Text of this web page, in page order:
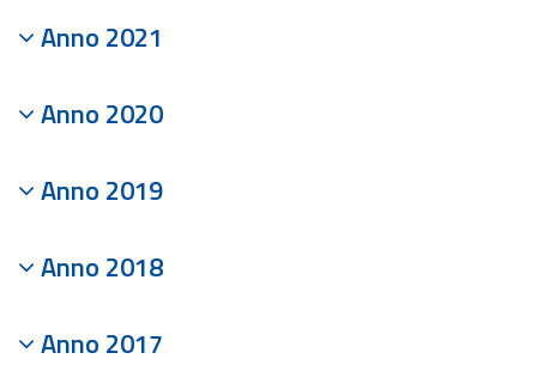
Anno 2021
Anno 2020
Anno 2019
Anno 2018
Anno 2017